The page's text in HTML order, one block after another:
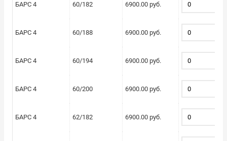
БАРС 4 60/182 6900.00 руб.
БАРС 4 60/188 6900.00 руб.
БАРС 4 60/194 6900.00 руб.
БАРС 4 60/200 6900.00 руб.
БАРС 4 62/182 6900.00 руб.